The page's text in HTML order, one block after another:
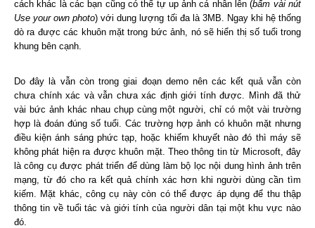
cách khác là các bạn cũng có thể tự up ảnh cá nhân lên (bấm vài nút
Use your own photo) với dung lượng tối đa là 3MB. Ngay khi hệ thống
dò ra được các khuôn mặt trong bức ảnh, nó sẽ hiển thị số tuổi trong
khung bên cạnh.
Do đây là vẫn còn trong giai đoạn demo nên các kết quả vẫn còn
chưa chính xác và vẫn chưa xác định giới tính được. Mình đã thử
vài bức ảnh khác nhau chụp cùng một người, chỉ có một vài trường
hợp là đoán đúng số tuổi. Các trường hợp ảnh có khuôn mặt nhưng
điều kiện ánh sáng phức tạp, hoặc khiếm khuyết nào đó thì máy sẽ
không phát hiện ra được khuôn mặt. Theo thông tin từ Microsoft, đây
là công cụ được phát triển để dùng làm bộ lọc nội dung hình ảnh trên
mạng, từ đó cho ra kết quả chính xác hơn khi người dùng cần tìm
kiếm. Mặt khác, công cụ này còn có thể được áp dụng để thu thập
thông tin về tuổi tác và giới tính của người dân tại một khu vực nào
đó.